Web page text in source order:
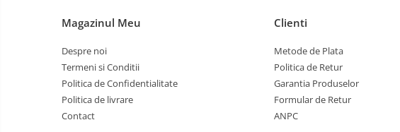
Tuburi Flexibile Hota
Accesorii bucatarie
Accesorii chiuvete bucatarie
Instalatii apa/gaz/canalizare
Magazinul Meu
Despre noi
Termeni si Conditii
Politica de Confidentialitate
Politica de livrare
Contact
Clienti
Metode de Plata
Politica de Retur
Garantia Produselor
Formular de Retur
ANPC